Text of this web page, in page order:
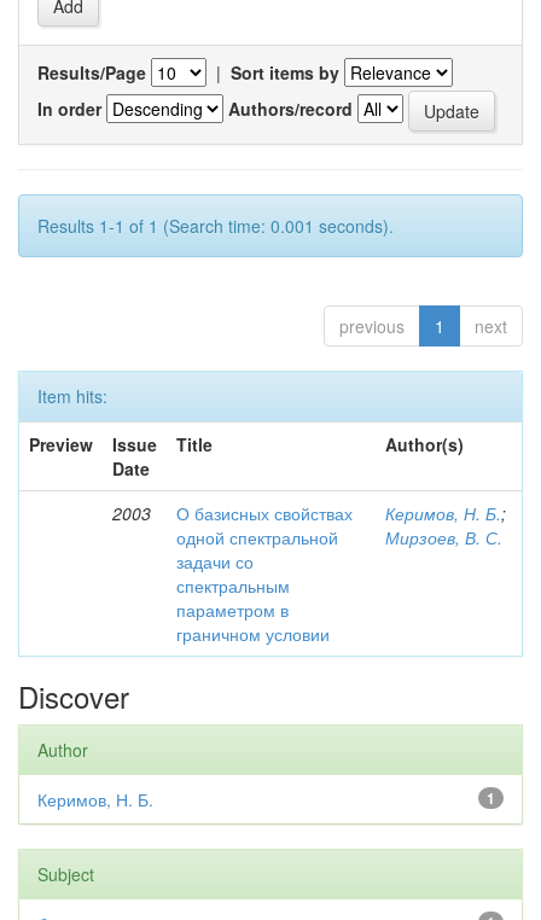
Results/Page | Sort items by
In order
Authors/record
Results 1-1 of 1 (Search time: 0.001 seconds).
previous 1 next
Item hits:
Preview
Issue
Date
Title Author(s)
2003
О базисных свойствах
одной спектральной
задачи со
спектральным
параметром в
граничном условии
Керимов, Н. Б.;
Мирзоев, В. С.
Discover
Author
1
Керимов, Н. Б.
Subject